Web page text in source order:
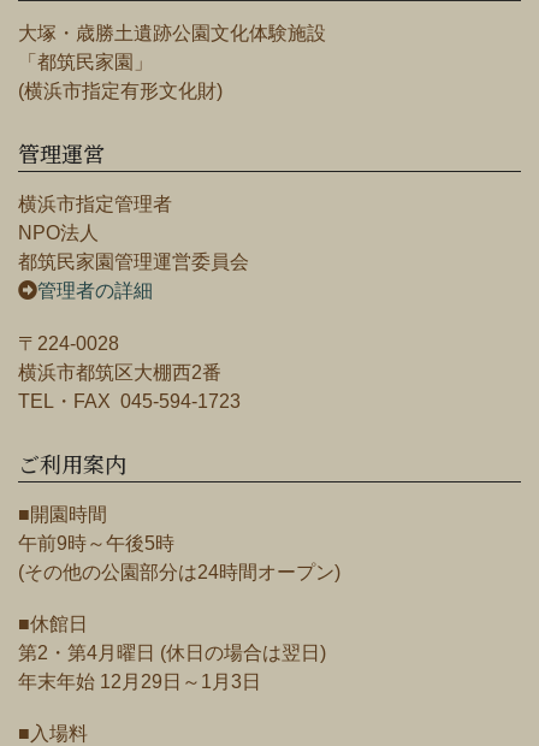
大塚・歳勝土遺跡公園文化体験施設
「都筑民家園」
(横浜市指定有形文化財)
管理運営
横浜市指定管理者
NPO法人
都筑民家園管理運営委員会
管理者の詳細
〒224-0028
横浜市都筑区大棚西2番
TEL・FAX 045-594-1723
ご利用案内
■開園時間
午前9時～午後5時
(その他の公園部分は24時間オープン)
■休館日
第2・第4月曜日 (休日の場合は翌日)
年末年始 12月29日～1月3日
■入場料